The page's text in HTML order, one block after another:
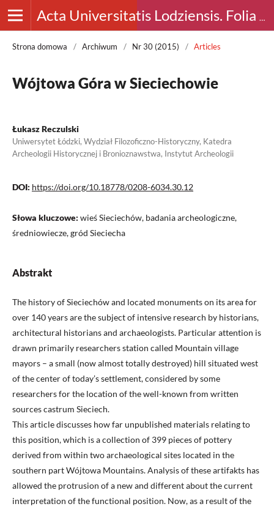
Acta Universitatis Lodziensis. Folia Archaeologica
Strona domowa / Archiwum / Nr 30 (2015) / Articles
Wójtowa Góra w Sieciechowie
Łukasz Reczulski
Uniwersytet Łódzki, Wydział Filozoficzno-Historyczny, Katedra
Archeologii Historycznej i Bronioznawstwa, Instytut Archeologii
DOI: https://doi.org/10.18778/0208-6034.30.12
Słowa kluczowe: wieś Sieciechów, badania archeologiczne,
średniowiecze, gród Sieciecha
Abstrakt
The history of Sieciechów and located monuments on its area for
over 140 years are the subject of intensive research by historians,
architectural historians and archaeologists. Particular attention is
drawn primarily researchers station called Mountain village
mayors – a small (now almost totally destroyed) hill situated west
of the center of today’s settlement, considered by some
researchers for the location of the well-known from written
sources castrum Sieciech.
This article discusses how far unpublished materials relating to
this position, which is a collection of 399 pieces of pottery
derived from within two archaeological sites located in the
southern part Wójtowa Mountains. Analysis of these artifakts has
allowed the protrusion of a new and different about the current
interpretation of the functional position. Now, as a result of the